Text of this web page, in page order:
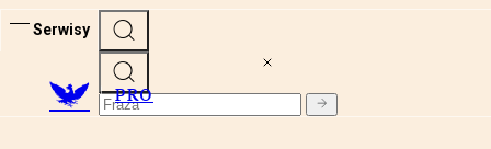
Serwisy
PRO